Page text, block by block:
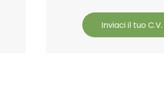
Inviaci il tuo C.V.